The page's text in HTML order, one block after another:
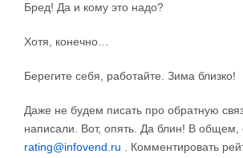
Бред! Да и кому это надо?
Хотя, конечно…
Берегите себя, работайте. Зима близко!
Даже не будем писать про обратную
написали. Вот, опять. Да блин! В общем,
rating@infovend.ru . Комментировать